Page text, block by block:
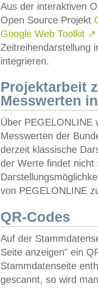
Aus der interaktiven
Open Source Projekt
Google Web Toolkit ↗
Zeitreihendarstellung
integrieren.
Projektarbeit
Messwerten
Über PEGELONLINE
Messwerten der
derzeit klassische
der Werte findet
von PEGELONLINE
QR-Codes
Auf der
Seite anzeigen" ein
Stammdatenseite
gescannt, so wird